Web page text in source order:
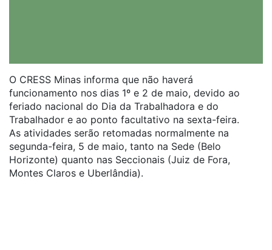
O CRESS Minas informa que não haverá
funcionamento nos dias 1º e 2 de maio, devido ao
feriado nacional do Dia da Trabalhadora e do
Trabalhador e ao ponto facultativo na sexta-feira.
As atividades serão retomadas normalmente na
segunda-feira, 5 de maio, tanto na Sede (Belo
Horizonte) quanto nas Seccionais (Juiz de Fora,
Montes Claros e Uberlândia).